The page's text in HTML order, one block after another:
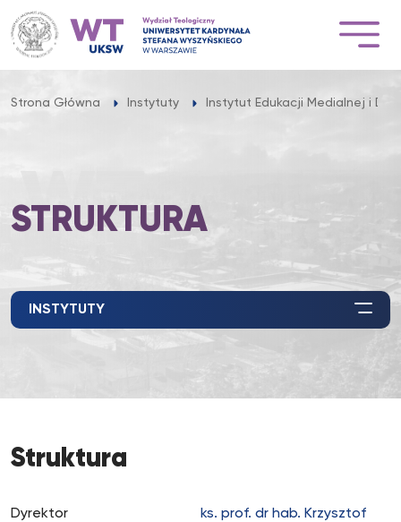
Przejdź
do
treści
Strona Główna Instytuty Instytut Edukacji Medialnej i
STRUKTURA
INSTYTUTY
Struktura
Dyrektor
ks. prof. dr hab. Krzysztof